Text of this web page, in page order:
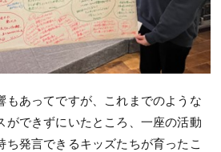
もあってですが、これまでのような
ができずにいたところ、一座の活動
ち発言できるキッズたちが育ったこ